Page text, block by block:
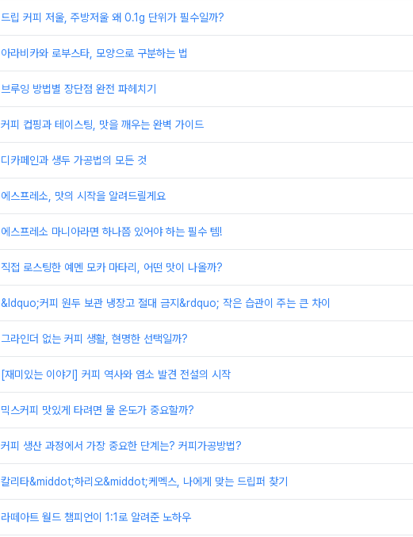
드립 커피 저울, 주방저울 왜 0.1g 단위가 필수일까?
아라비카와 로부스타, 모양으로 구분하는 법
브루잉 방법별 장단점 완전 파헤치기
커피 컵핑과 테이스팅, 맛을 깨우는 완벽 가이드
디카페인과 생두 가공법의 모든 것
에스프레소, 맛의 시작을 알려드릴게요
에스프레소 마니아라면 하나쯤 있어야 하는 필수 템!
직접 로스팅한 예멘 모카 마타리, 어떤 맛이 나올까?
&ldquo;커피 원두 보관 냉장고 절대 금지&rdquo; 작은 습관이 주는 큰 차이
그라인더 없는 커피 생활, 현명한 선택일까?
[재미있는 이야기] 커피 역사와 염소 발견 전설의 시작
믹스커피 맛있게 타려면 물 온도가 중요할까?
커피 생산 과정에서 가장 중요한 단계는? 커피가공방법?
칼리타&middot;하리오&middot;케멕스, 나에게 맞는 드립퍼 찾기
라떼아트 월드 챔피언이 1:1로 알려준 노하우